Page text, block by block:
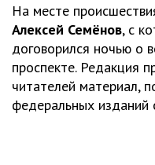
На месте
Алексей Семёнов, с
договорился ночью о
проспекте. Редакция
читателей материал,
федеральных изданий